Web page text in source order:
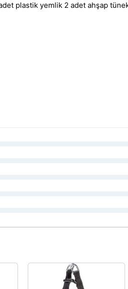
plastik yemlik 2 adet ahşap